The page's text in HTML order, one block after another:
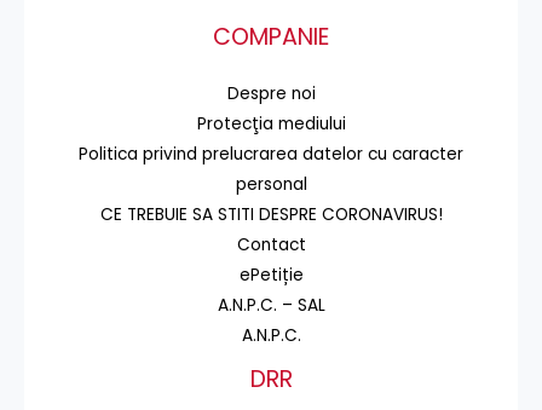
COMPANIE
Despre noi
Protecţia mediului
Politica privind prelucrarea datelor cu caracter
personal
CE TREBUIE SA STITI DESPRE CORONAVIRUS!
Contact
ePetiție
A.N.P.C. – SAL
A.N.P.C.
DRR